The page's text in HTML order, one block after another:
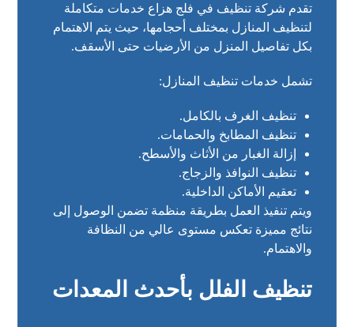
تقدم شركة تنظيف في فلج هزاع خدمات متكاملة
لتنظيف المنازل بمختلف أحجامها، حيث يتم الاهتمام
بكل تفاصيل المنزل من الأرضيات حتى الأسقف.
تشمل خدمات تنظيف المنازل:
تنظيف الغرف بالكامل.
تنظيف المطابخ والحمامات.
إزالة الغبار من الأثاث والأسطح.
تنظيف النوافذ والزجاج.
تعقيم الأماكن الداخلية.
ويتم تنفيذ العمل بطريقة منظمة تضمن الوصول إلى
نتائج مميزة تعكس مستوى عالي من النظافة
والاهتمام.
تنظيف الفلل بأحدث المعدات